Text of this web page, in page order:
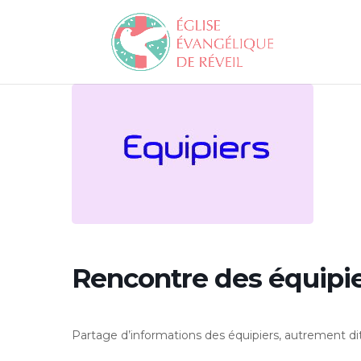
Rencontre des
Partage d’informations des équipiers, autrement